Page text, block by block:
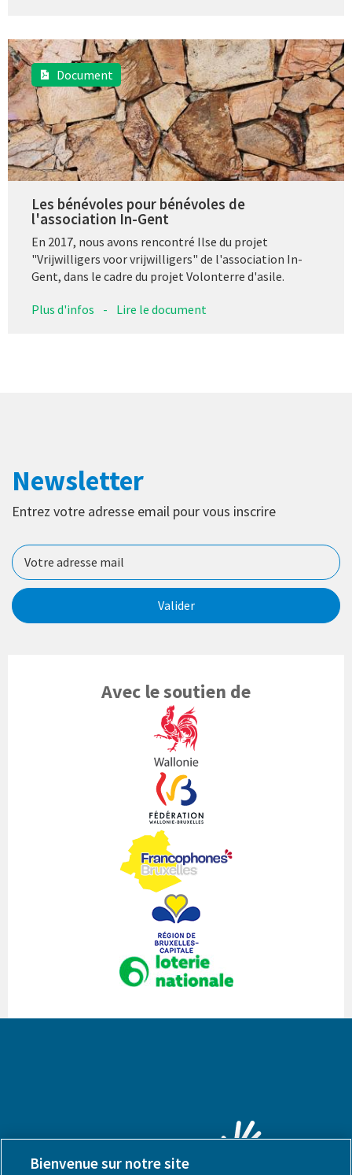
Document
Les bénévoles pour bénévoles de
l'association In-Gent
En 2017, nous avons rencontré Ilse du projet
"Vrijwilligers voor vrijwilligers" de l'association In-
Gent, dans le cadre du projet Volonterre d'asile.
Plus d'infos - Lire le document
Newsletter
Entrez votre adresse email pour vous inscrire
Valider
Avec le soutien de
Bienvenue sur notre site